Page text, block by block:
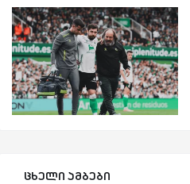
ცხელი ამბები